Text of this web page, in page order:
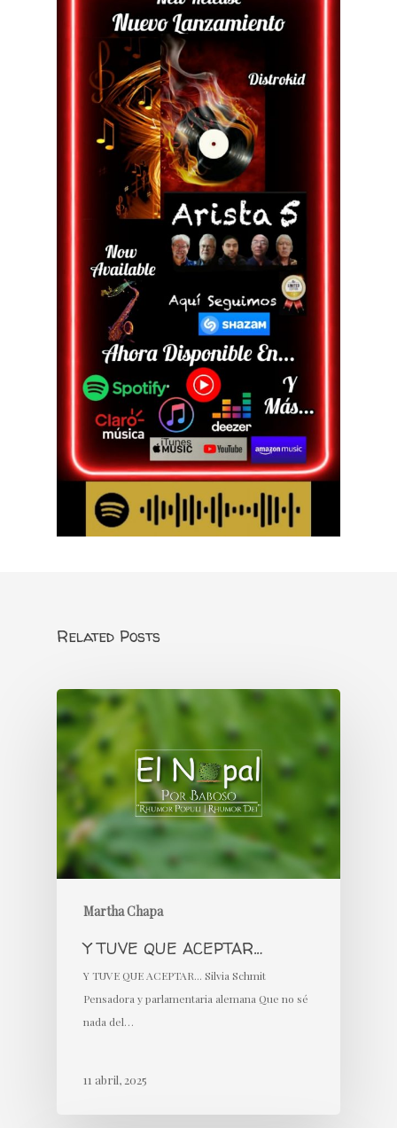
Related Posts
Martha Chapa
Y TUVE QUE ACEPTAR…
Y TUVE QUE ACEPTAR... Silvia Schmit
Pensadora y parlamentaria alemana Que no sé
nada del…
11 abril, 2025